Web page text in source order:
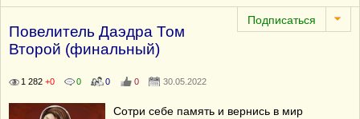
Повелитель Даэдра Том
Второй (финальный)
1 282 +0 0 0 0 30.05.2022
Сотри себе память и вернись в мир